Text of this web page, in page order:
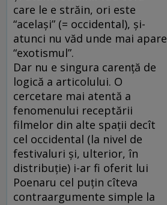
care le e străin, ori este
“acelaşi” (= occidental), şi-
atunci nu văd unde mai apare
“exotismul”.
Dar nu e singura carenţă de
logică a articolului. O
cercetare mai atentă a
fenomenului receptării
filmelor din alte spaţii decît
cel occidental (la nivel de
festivaluri şi, ulterior, în
distribuţie) i-ar fi oferit lui
Poenaru cel puţin cîteva
contraargumente simple la